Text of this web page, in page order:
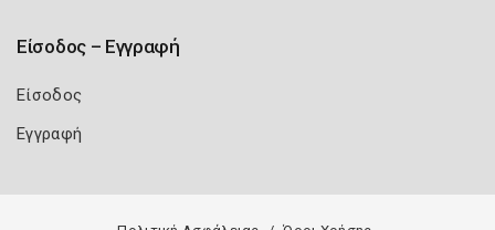
Είσοδος – Εγγραφή
Είσοδος
Εγγραφή